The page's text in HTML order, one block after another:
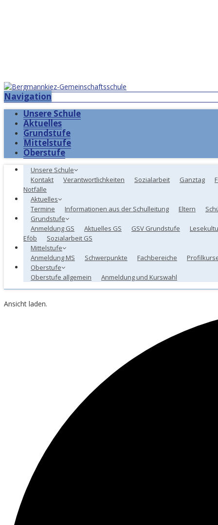
Navigation
Unsere Schule
Aktuelles
Grundstufe
Mittelstufe
Oberstufe
Unsere Schule
Kontakt
Verantwortlichkeiten Sozialarbeit Ganztag
Notfälle
Aktuelles
Termine
Informationen aus der Schulleitung Eltern
Grundstufe
Anmeldung GS
Aktuelles GS GSV Grundstufe
Eföb
Sozialarbeit GS
Mittelstufe
Anmeldung MS
Schwerpunkte Fachbereiche
Oberstufe
Oberstufe allgemein
Anmeldung und Kurswahl
Ansicht laden.